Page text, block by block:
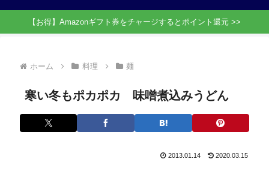
【お得】Amazonギフト券をチャージするとポイント還元 >>
ホーム 料理 麺
寒い冬もポカポカ 味噌煮込みうどん
2013.01.14 2020.03.15